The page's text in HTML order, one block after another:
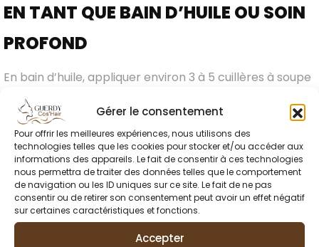
Gérer le consentement
Pour offrir les meilleures expériences, nous utilisons des
technologies telles que les cookies pour stocker et/ou accéder aux
informations des appareils. Le fait de consentir à ces technologies
nous permettra de traiter des données telles que le comportement
de navigation ou les ID uniques sur ce site. Le fait de ne pas
consentir ou de retirer son consentement peut avoir un effet négatif
sur certaines caractéristiques et fonctions.
Accepter
EN TANT QUE BAIN D’HUILE OU SOIN
PROFOND
En bain d’huile, appliquer environ 3 à 5 cuillères à soupe
d’huile de ricin noir sur les cheveux, laisser poser
environ 45 minutes sous uncasque chauffant
, ensuite,
procéder aushampooing, puis appliquer l’après-
shampooing masque 2 en 1environ 5 minutes pour
remettre un maximum d’hydratation dans la fibre
capillaire après le shampooing. En soin profond, ajouter
5 cuillères à soupe d’huile de ricin dans votreaprès-
shampoing ou masquepuis procéder comme
habituellement.